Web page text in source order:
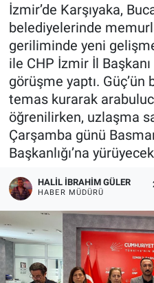
İzmir’de Karşıyaka,
belediyelerinde
geriliminde yeni
ile CHP İzmir İl
görüşme yaptı. Güç’ün
temas kurarak
öğrenilirken, uzlaşma
Çarşamba günü
Başkanlığı’na
HALIL İBRAHIM GÜLER
HABER MÜDÜRÜ